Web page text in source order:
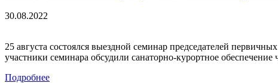
30.08.2022
25 августа состоялся выездной семинар председателей
участники семинара обсудили санаторно-курортное
Подробнее